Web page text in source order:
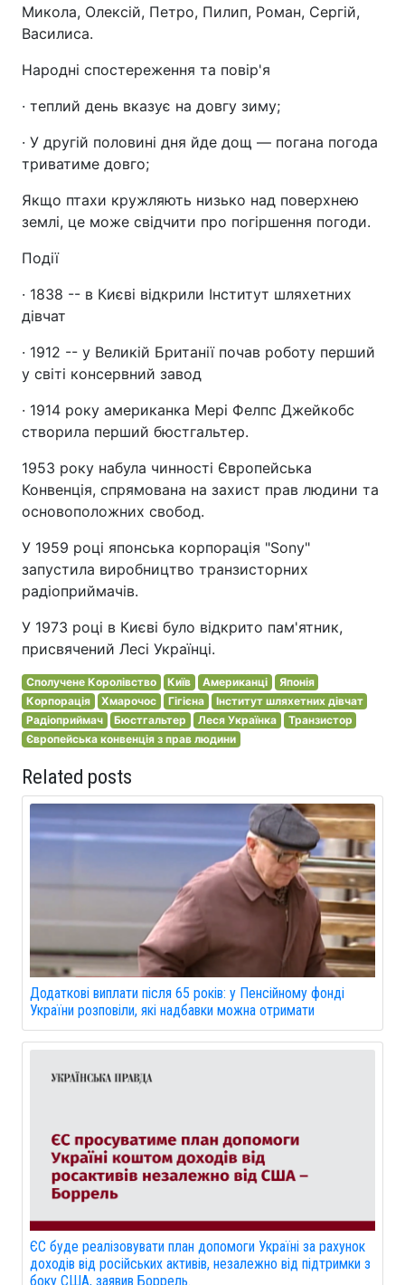
Микола, Олексій, Петро, Пилип, Роман, Сергій,
Василиса.
Народні спостереження та повір'я
· теплий день вказує на довгу зиму;
· У другій половині дня йде дощ — погана погода
триватиме довго;
Якщо птахи кружляють низько над поверхнею
землі, це може свідчити про погіршення погоди.
Події
· 1838 -- в Києві відкрили Інститут шляхетних
дівчат
· 1912 -- у Великій Британії почав роботу перший
у світі консервний завод
· 1914 року американка Мері Фелпс Джейкобс
створила перший бюстгальтер.
1953 року набула чинності Європейська
Конвенція, спрямована на захист прав людини та
основоположних свобод.
У 1959 році японська корпорація "Sony"
запустила виробництво транзисторних
радіоприймачів.
У 1973 році в Києві було відкрито пам'ятник,
присвячений Лесі Українці.
Сполучене Королівство Київ Американці
Японія
Корпорація
Хмарочос Гігієна
Інститут шляхетних дівчат
Радіоприймач
Бюстгальтер Леся Українка
Транзистор
Європейська конвенція з прав людини
Related posts
Додаткові виплати після 65 років: у Пенсійному фонді
України розповіли, які надбавки можна отримати
ЄС буде реалізовувати план допомоги Україні за рахунок
доходів від російських активів, незалежно від підтримки з
боку США, заявив Боррель.